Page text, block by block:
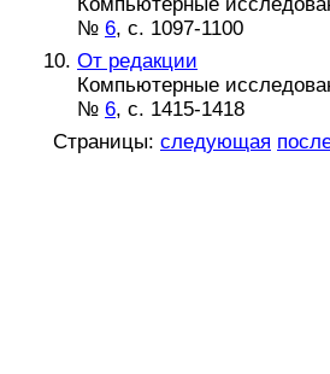
№ 6, с. 1097-1100
От редакции
Компьютерные
№ 6, с. 1415-1418
Страницы: следующая